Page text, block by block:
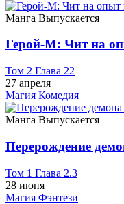
Манга Выпускается
Герой-М: Чит на
Том 2 Глава 22
27 апреля
Магия Комедия
Манга Выпускается
Перерождение
Том 1 Глава 2.3
28 июня
Магия Фэнтези